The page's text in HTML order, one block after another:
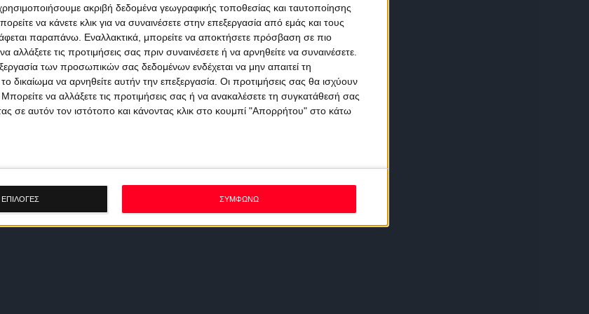
ακριβή δεδομένα γεωγραφικής τοποθεσίας και ταυτοποίησης
να κάνετε κλικ για να συναινέσετε στην επεξεργασία από εμάς και τους
παραπάνω. Εναλλακτικά, μπορείτε να αποκτήσετε πρόσβαση σε πιο
αλλάξετε τις προτιμήσεις σας πριν συναινέσετε ή να αρνηθείτε να συναινέσετε.
των προσωπικών σας δεδομένων ενδέχεται να μην απαιτεί τη
δικαίωμα να αρνηθείτε αυτήν την επεξεργασία. Οι προτιμήσεις σας θα ισχύουν
να αλλάξετε τις προτιμήσεις σας ή να ανακαλέσετε τη συγκατάθεσή σας
σε αυτόν τον ιστότοπο και κάνοντας κλικ στο κουμπί "Απορρήτου" στο κάτω
ΣΥΜΦΩΝΩ